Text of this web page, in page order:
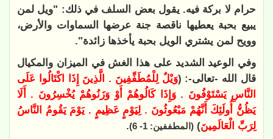
حرام لا بركة فيه. يقول بعض السلف في ذلك: "ويل لمن
يبيع بحبة يعطيها ناقصة جنة عرضها السماوات والأرض،
وويح لمن يشتري الويل بحبة يأخذها زائدة".
وفي الوعيد الشديد على هذا الغش في الميزان والمكيال
قال الله -تعالى-: (وَيْلٌ لِلْمُطَفِّفِينَ . الَّذِينَ إِذَا اكْتَالُوا عَلَى
النَّاسِ يَسْتَوْفُونَ . وَإِذَا كَالُوهُمْ أَوْ وَزَنُوهُمْ يُخْسِرُونَ . أَلَا
يَظُنُّ أُولَئِكَ أَنَّهُمْ مَبْعُوثُونَ . لِيَوْمٍ عَظِيمٍ . يَوْمَ يَقُومُ النَّاسُ
لِرَبِّ الْعَالَمِينَ) (المطففين: 1- 6)
.